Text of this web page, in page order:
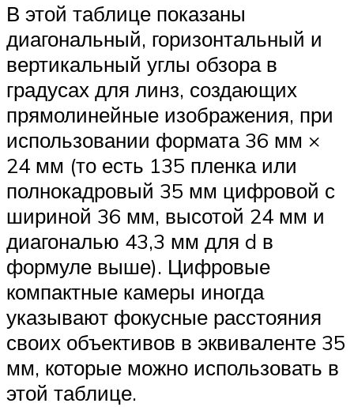
В этой таблице показаны
диагональный, горизонтальный и
вертикальный углы обзора в
градусах для линз, создающих
прямолинейные изображения, при
использовании формата 36 мм ×
24 мм (то есть 135 пленка или
полнокадровый 35 мм цифровой с
шириной 36 мм, высотой 24 мм и
диагональю 43,3 мм для d в
формуле выше). Цифровые
компактные камеры иногда
указывают фокусные расстояния
своих объективов в эквиваленте 35
мм, которые можно использовать в
этой таблице.